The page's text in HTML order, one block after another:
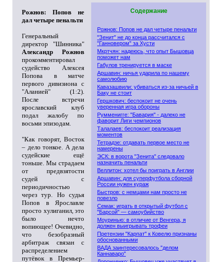
Рожнов: Попов не
дал четыре пенальти
Генеральный
директор "Шинника"
Александр Рожнов
прокомментировал
судейство Алексея
Попова в матче
первого дивизиона с
"Аланией" (1:2).
После встречи
ярославский клуб
подал жалобу по
восьми эпизодам.
"Как говорят, Восток
– дело тонкое. А дела
судейские ещё
тоньше. Мы страдаем
от предвзятости
судей с
периодичностью
через тур. Но судья
Попов в Ярославле
просто хулиганил, это
было нечто
вопиющее! Очевидно,
что безобразный
арбитраж связан с
распределением
путёвок в Премьер-
Содержание
Рожнов: Попов не дал четыре пенальти
"Зенит" не до конца рассчитался с
"Ганновером" за Хусти
Мкртчян: надеюсь, что опыт Бышовца
поможет нам
Габулов тренируется в маске
Аршавин: ничья ударила по нашему
самолюбию
Кавазашвили: убиваться из-за ничьей в
Баку не стоит
Гершкович: беспокоит не очень
уверенная игра обороны
Румменигге: "Бавария" - далеко не
фаворит Лиги чемпионов
Талалаев: беспокоит реализация
моментов
Тетрадзе: отдавать первое место не
намерены
ЭСК: в ворота "Зенита" следовало
назначить пенальти
Веллитон: хотел бы поиграть в Англии
Аршавин: для суперфутбола сборной
России нужен кураж
Быстров: с немцами нам просто не
повезло
Семак: играть в открытый футбол с
"Барсой" — самоубийство
Моуринью: в отличие от Венгера, я
должен выигрывать трофеи
Претензии "Карпат" к Ковелю признаны
обоснованными
ВАДА заинтересовалось "делом
Каннаваро"